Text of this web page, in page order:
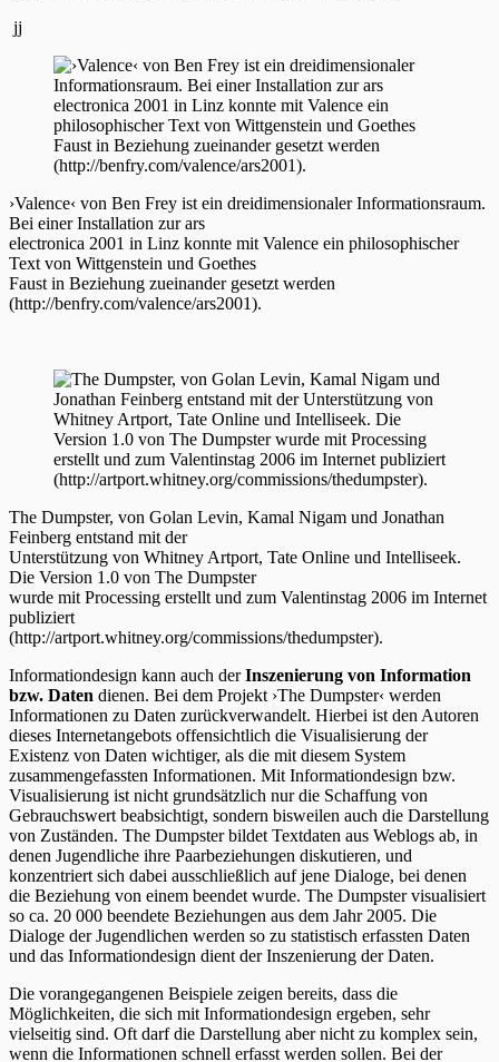
jj
›Valence‹ von Ben Frey ist ein dreidimensionaler Informationsraum.
Bei einer Installation zur ars
electronica 2001 in Linz konnte mit Valence ein philosophischer
Text von Wittgenstein und Goethes
Faust in Beziehung zueinander gesetzt werden
(http://benfry.com/valence/ars2001).
The Dumpster, von Golan Levin, Kamal Nigam und Jonathan
Feinberg entstand mit der
Unterstützung von Whitney Artport, Tate Online und Intelliseek.
Die Version 1.0 von The Dumpster
wurde mit Processing erstellt und zum Valentinstag 2006 im Internet
publiziert
(http://artport.whitney.org/commissions/thedumpster).
Informationdesign kann auch derInszenierung von Information
bzw. Daten dienen. Bei dem Projekt ›The Dumpster‹ werden
Informationen zu Daten zurückverwandelt. Hierbei ist den Autoren
dieses Internetangebots offensichtlich die Visualisierung der
Existenz von Daten wichtiger, als die mit diesem System
zusammengefassten Informationen. Mit Informationdesign bzw.
Visualisierung ist nicht grundsätzlich nur die Schaffung von
Gebrauchswert beabsichtigt, sondern bisweilen auch die Darstellung
von Zuständen. The Dumpster bildet Textdaten aus Weblogs ab, in
denen Jugendliche ihre Paarbeziehungen diskutieren, und
konzentriert sich dabei ausschließlich auf jene Dialoge, bei denen
die Beziehung von einem beendet wurde. The Dumpster visualisiert
so ca. 20 000 beendete Beziehungen aus dem Jahr 2005. Die
Dialoge der Jugendlichen werden so zu statistisch erfassten Daten
und das Informationdesign dient der Inszenierung der Daten.
Die vorangegangenen Beispiele zeigen bereits, dass die
Möglichkeiten, die sich mit Informationdesign ergeben, sehr
vielseitig sind. Oft darf die Darstellung aber nicht zu komplex sein,
wenn die Informationen schnell erfasst werden sollen. Bei der